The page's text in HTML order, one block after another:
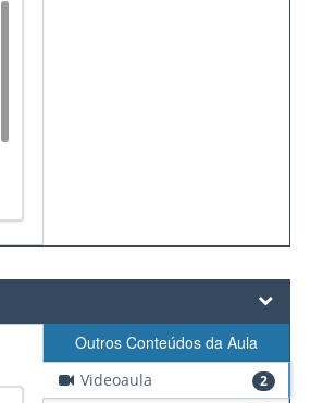
Outros Conteúdos da Aula
Videoaula 2